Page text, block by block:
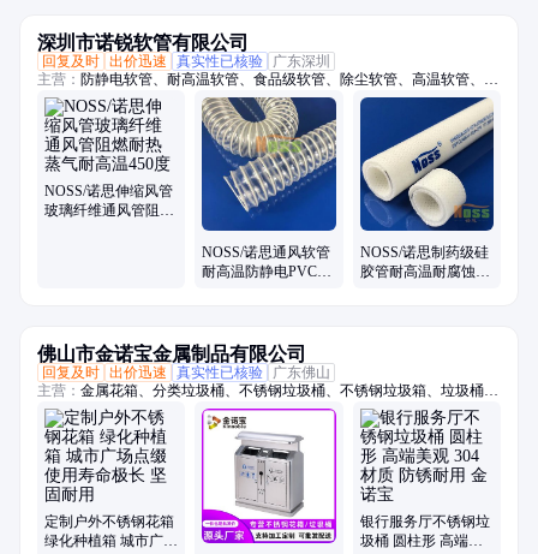
深圳市诺锐软管有限公司
回复及时 出价迅速 真实性已核验
广东深圳
主营： 防静电软管、耐高温软管、食品级软管、除尘软管、高温软管、吸
尘软管、pu钢丝软管、无塑化剂软管、食品级钢丝软管、阻燃防静电软
管、通风软管、通风管、高温风管、伸缩风管、耐腐蚀风管、耐高温除尘
管、除尘管、阻燃除尘管、吸尘管、耐热风管、PTFE风管、铁氟龙风
管、洁净风管、防火风管、耐高温风管
NOSS/诺思伸缩风管
玻璃纤维通风管阻燃
NOSS/诺思通风软管
耐高温防静电PVC包
NOSS/诺思制药级硅
胶管耐高温耐腐蚀酸
佛山市金诺宝金属制品有限公司
回复及时 出价迅速 真实性已核验
广东佛山
主营： 金属花箱、分类垃圾桶、不锈钢垃圾桶、不锈钢垃圾箱、垃圾桶、
垃圾箱、户外垃圾桶、户外垃圾箱、市政垃圾桶、果皮箱、不锈钢户外垃
圾桶、不锈钢户外垃圾箱、花箱、不锈钢花箱、花箱定制、花箱批发、双
分类垃圾桶、四分类垃圾箱、304不锈钢花箱、304不锈钢垃圾桶、304花
箱、不锈钢花坛、不锈钢花槽、不锈钢花钵、不锈钢花盆
定制户外不锈钢花箱
绿化种植箱 城市广场
银行服务厅不锈钢垃
圾桶 圆柱形 高端美